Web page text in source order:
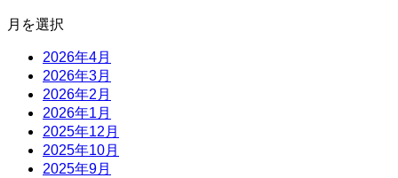
月を選択
2026年4月
2026年3月
2026年2月
2026年1月
2025年12月
2025年10月
2025年9月